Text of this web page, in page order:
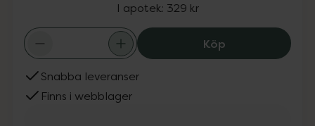
I apotek: 329 kr
KöpNordbo L-
Snabba leveranser
Finns i webblager